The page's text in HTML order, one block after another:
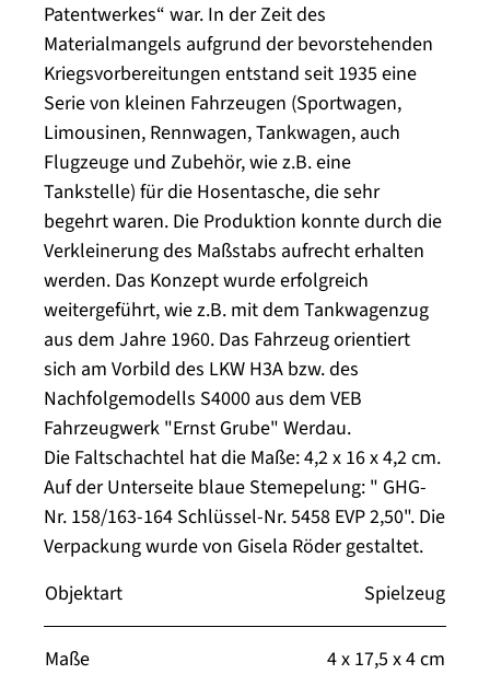
Patentwerkes“ war. In der Zeit des
Materialmangels aufgrund der bevorstehenden
Kriegsvorbereitungen entstand seit 1935 eine
Serie von kleinen Fahrzeugen (Sportwagen,
Limousinen, Rennwagen, Tankwagen, auch
Flugzeuge und Zubehör, wie z.B. eine
Tankstelle) für die Hosentasche, die sehr
begehrt waren. Die Produktion konnte durch die
Verkleinerung des Maßstabs aufrecht erhalten
werden. Das Konzept wurde erfolgreich
weitergeführt, wie z.B. mit dem Tankwagenzug
aus dem Jahre 1960. Das Fahrzeug orientiert
sich am Vorbild des LKW H3A bzw. des
Nachfolgemodells S4000 aus dem VEB
Fahrzeugwerk "Ernst Grube" Werdau.
Die Faltschachtel hat die Maße: 4,2 x 16 x 4,2 cm.
Auf der Unterseite blaue Stemepelung: " GHG-
Nr. 158/163-164 Schlüssel-Nr. 5458 EVP 2,50". Die
Verpackung wurde von Gisela Röder gestaltet.
Objektart
Spielzeug
Maße 4 x 17,5 x 4 cm